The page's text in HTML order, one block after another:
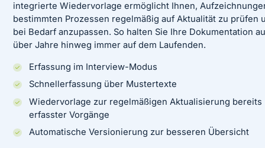
integrierte Wiedervorlage ermöglicht Ihnen,
bestimmten Prozessen regelmäßig auf Aktualität zu prüfen
bei Bedarf anzupassen. So halten Sie Ihre Dokumentation
über Jahre hinweg immer auf dem Laufenden.
Erfassung im Interview-Modus
Schnellerfassung über Mustertexte
Wiedervorlage zur regelmäßigen Aktualisierung bereits
erfasster Vorgänge
Automatische Versionierung zur besseren Übersicht